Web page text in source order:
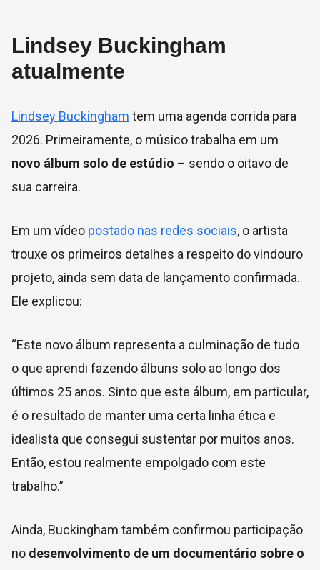
Lindsey Buckingham
atualmente
Lindsey Buckingham tem uma agenda corrida para
2026. Primeiramente, o músico trabalha em um
novo álbum solo de estúdio – sendo o oitavo de
sua carreira.
Em um vídeo postado nas redes sociais, o artista
trouxe os primeiros detalhes a respeito do vindouro
projeto, ainda sem data de lançamento confirmada.
Ele explicou:
“Este novo álbum representa a culminação de tudo
o que aprendi fazendo álbuns solo ao longo dos
últimos 25 anos. Sinto que este álbum, em particular,
é o resultado de manter uma certa linha ética e
idealista que consegui sustentar por muitos anos.
Então, estou realmente empolgado com este
trabalho.”
Ainda, Buckingham também confirmou participação
no desenvolvimento de um documentário sobre o